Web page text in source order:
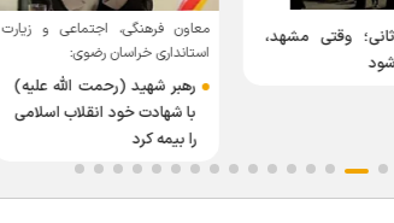
وقتی مشهد،
معاون فرهنگی، اجتماعی و زیارت
استانداری خراسان رضوی:
رهبر شهید (رحمت الله علیه)
با شهادت خود انقلاب اسلامی
را بیمه کرد